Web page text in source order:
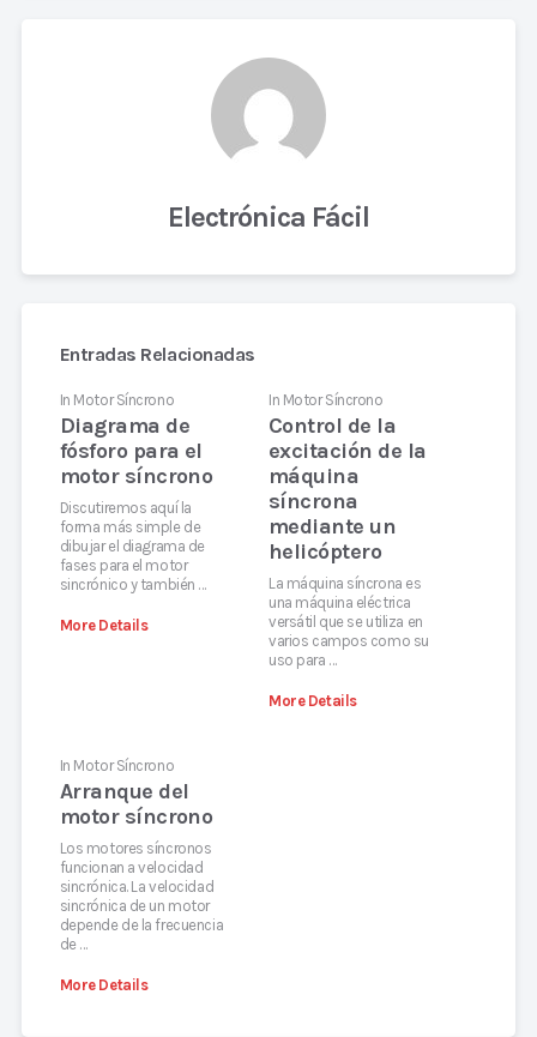
Electrónica Fácil
Entradas Relacionadas
In Motor Síncrono
Diagrama de
fósforo para el
motor síncrono
Discutiremos aquí la
forma más simple de
dibujar el diagrama de
fases para el motor
sincrónico y también …
More Details
In Motor Síncrono
Control de la
excitación de la
máquina
síncrona
mediante un
helicóptero
La máquina síncrona es
una máquina eléctrica
versátil que se utiliza en
varios campos como su
uso para …
More Details
In Motor Síncrono
Arranque del
motor síncrono
Los motores síncronos
funcionan a velocidad
sincrónica. La velocidad
sincrónica de un motor
depende de la frecuencia
de …
More Details